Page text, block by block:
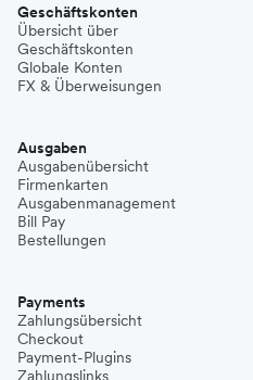
Geschäftskonten
Übersicht über
Geschäftskonten
Globale Konten
FX & Überweisungen
Ausgaben
Ausgabenübersicht
Firmenkarten
Ausgabenmanagement
Bill Pay
Bestellungen
Payments
Zahlungsübersicht
Checkout
Payment-Plugins
Zahlungslinks